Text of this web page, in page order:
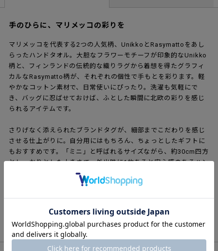
手のひらに、マリメッコの彩りを
マリメッコを代表する2つの人気柄、UnikkoとRasymattoをあし
らったハンドタオル。大胆なフラワーモチーフが印象的なUnikko
柄と、フィンランドの伝統的な織りラグから着想を得たグラフィ
カルなRasymatto柄が、それぞれの個性で手もとを彩ります。軽
やかなコットン素材で、日常使いにぴったり。洗濯も気軽にで
き、バッグに忍ばせておけば、ふとした瞬間に北欧の彩りを感じ
られるアイテムです。
さりげなく添えられたブランドタグが、細部までこだわりを感じ
させる仕上がりに。自分用にはもちろん、ちょっとしたギフトに
もおすすめです。「ミニ」と呼ばれるサイズながら、約30cm四方
としっかりとした大きさで、外出時に1枚あると安心感のあるハン
ドタオル。ご自宅では、ゲスト用として洗面所にさりげなく置い
ても場所を取らず、使い勝手の良い絶妙なサイズ感です。毎日の